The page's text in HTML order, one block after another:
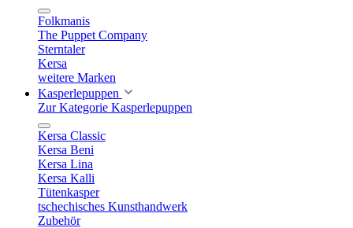
Folkmanis
The Puppet Company
Sterntaler
Kersa
weitere Marken
Kasperlepuppen
Zur Kategorie Kasperlepuppen
Kersa Classic
Kersa Beni
Kersa Lina
Kersa Kalli
Tütenkasper
tschechisches Kunsthandwerk
Zubehör